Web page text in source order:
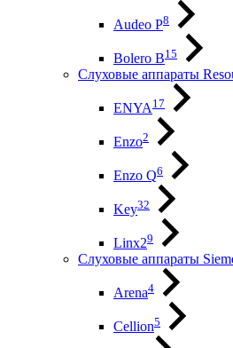
Audeo P8
Bolero B15
Слуховые аппараты
ENYA17
Enzo2
Enzo Q6
Key32
Linx29
Слуховые аппараты
Arena4
Cellion5